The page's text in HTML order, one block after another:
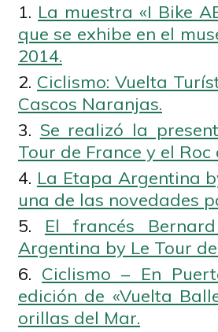
La muestra «I Bike
que se exhibe en el
2014.
Ciclismo: Vuelta
Cascos Naranjas.
Se realizó la
Tour de France y el Roc
La Etapa Argentina
una de las novedades
El francés
Argentina by Le Tour
Ciclismo – En
edición de «Vuelta
orillas del Mar.